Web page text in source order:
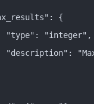
{
"type": "integer",
"description":